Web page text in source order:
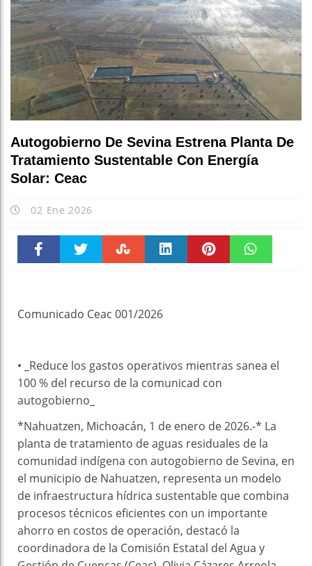
Autogobierno De Sevina Estrena Planta De
Tratamiento Sustentable Con Energía
Solar: Ceac
02 Ene 2026
Comunicado Ceac 001/2026
• _Reduce los gastos operativos mientras sanea el
100 % del recurso de la comunicad con
autogobierno_
*Nahuatzen, Michoacán, 1 de enero de 2026.-* La
planta de tratamiento de aguas residuales de la
comunidad indígena con autogobierno de Sevina, en
el municipio de Nahuatzen, representa un modelo
de infraestructura hídrica sustentable que combina
procesos técnicos eficientes con un importante
ahorro en costos de operación, destacó la
coordinadora de la Comisión Estatal del Agua y